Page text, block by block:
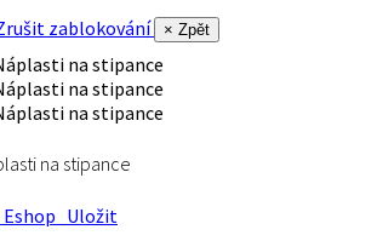
zablokování
× Zpět
na stipance
Uložit